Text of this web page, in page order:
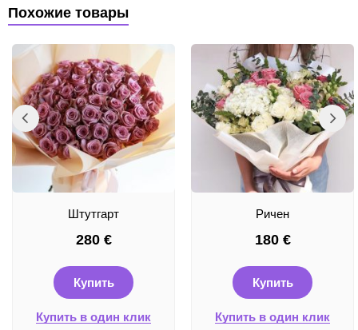
Похожие товары
Штутгарт
280 €
Купить
Купить в один клик
Ричен
180 €
Купить
Купить в один клик